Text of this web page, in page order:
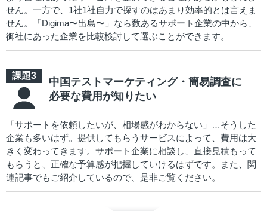
せん。一方で、1社1社自力で探すのはあまり効率的とは言えま
せん。「Digima〜出島〜」なら数あるサポート企業の中から、
御社にあった企業を比較検討して選ぶことができます。
中国テストマーケティング・簡易調査に
必要な費用が知りたい
「サポートを依頼したいが、相場感がわからない」…そうした
企業も多いはず。提供してもらうサービスによって、費用は大
きく変わってきます。サポート企業に相談し、直接見積もって
もらうと、正確な予算感が把握していけるはずです。また、関
連記事でもご紹介しているので、是非ご覧ください。